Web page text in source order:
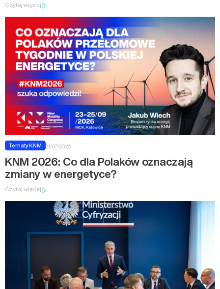
Czytaj więcej
Tematy KNM 21/07/2026
KNM 2026: Co dla Polaków oznaczają
zmiany w energetyce?
Czytaj więcej